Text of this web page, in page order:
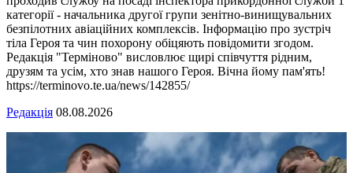
категорії - начальника другої групи зенітно-винищувальних
безпілотних авіаційних комплексів. Інформацію про зустріч
тіла Героя та чин похорону обіцяють повідомити згодом.
Редакція "Терміново" висловлює щирі співчуття рідним,
друзям та усім, хто знав нашого Героя. Вічна йому пам'ять!
https://terminovo.te.ua/news/142855/
Редакція 08.08.2026